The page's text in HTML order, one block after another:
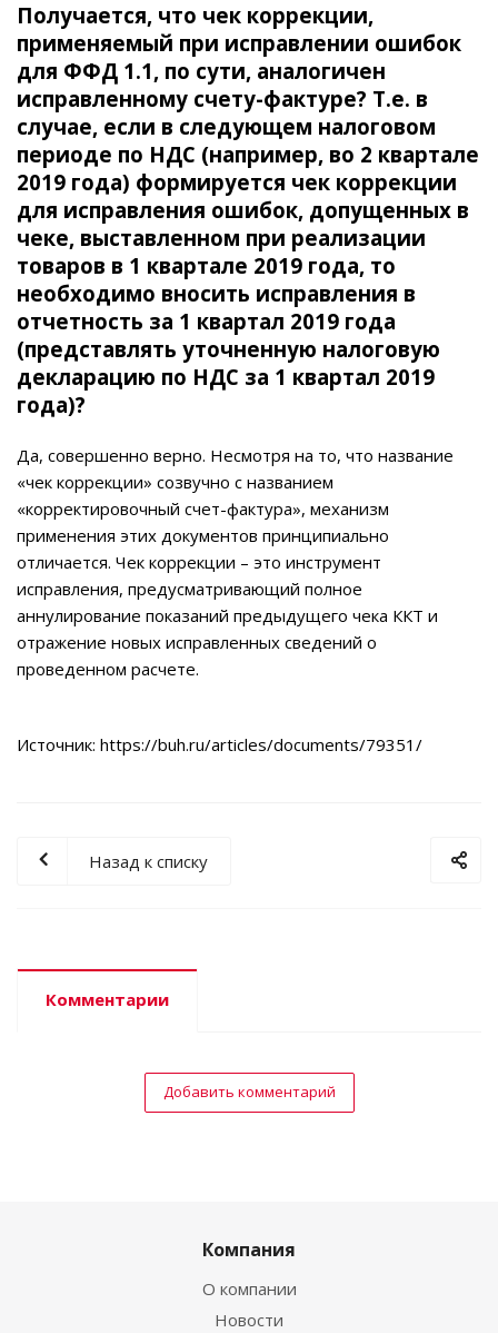
Получается, что чек коррекции,
применяемый при исправлении ошибок
для ФФД 1.1, по сути, аналогичен
исправленному счету-фактуре? Т.е. в
случае, если в следующем налоговом
периоде по НДС (например, во 2 квартале
2019 года) формируется чек коррекции
для исправления ошибок, допущенных в
чеке, выставленном при реализации
товаров в 1 квартале 2019 года, то
необходимо вносить исправления в
отчетность за 1 квартал 2019 года
(представлять уточненную налоговую
декларацию по НДС за 1 квартал 2019
года)?
Да, совершенно верно. Несмотря на то, что название
«чек коррекции» созвучно с названием
«корректировочный счет-фактура», механизм
применения этих документов принципиально
отличается. Чек коррекции – это инструмент
исправления, предусматривающий полное
аннулирование показаний предыдущего чека ККТ и
отражение новых исправленных сведений о
проведенном расчете.
Источник: https://buh.ru/articles/documents/79351/
Назад к списку
Комментарии
Добавить комментарий
Компания
О компании
Новости